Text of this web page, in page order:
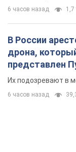
6 часов назад 1,7
В России
дрона,
представлен
Их подозревают в
6 часов назад